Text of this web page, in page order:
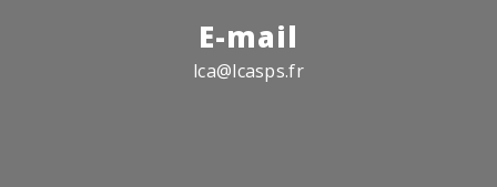
E-mail
lca@lcasps.fr